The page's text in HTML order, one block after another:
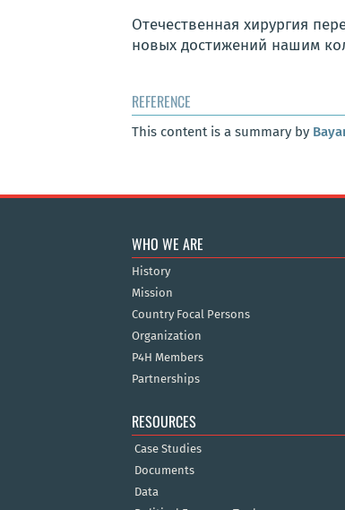
Отечественная хирургия
новых достижений нашим
REFERENCE
This content is a summary by
WHO WE ARE
History
Mission
Country Focal Persons
Organization
P4H Members
Partnerships
RESOURCES
Case Studies
Documents
Data